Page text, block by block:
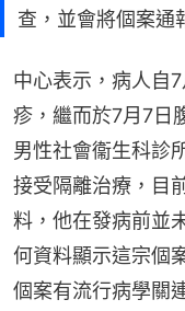
查，並會將個案通
中心表示，病人自
疹，繼而於7月7日
男性社會衞生科診
接受隔離治療，目
料，他在發病前並
何資料顯示這宗個
個案有流行病學關